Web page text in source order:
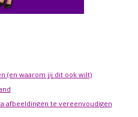
(en waarom jij dit ook wilt)
afbeeldingen te vereenvoudigen